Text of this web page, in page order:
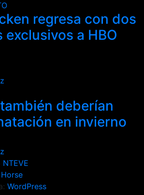
regresa con dos
exclusivos a HBO
deberían
en invierno
NTEVE
WordPress